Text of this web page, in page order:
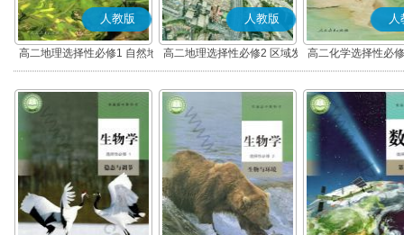
人教版
高二地理选择性必修1 自然地
理基础
人教版
高二地理选择性必修2 区域发
展
人
高二化学选择性必
应原理